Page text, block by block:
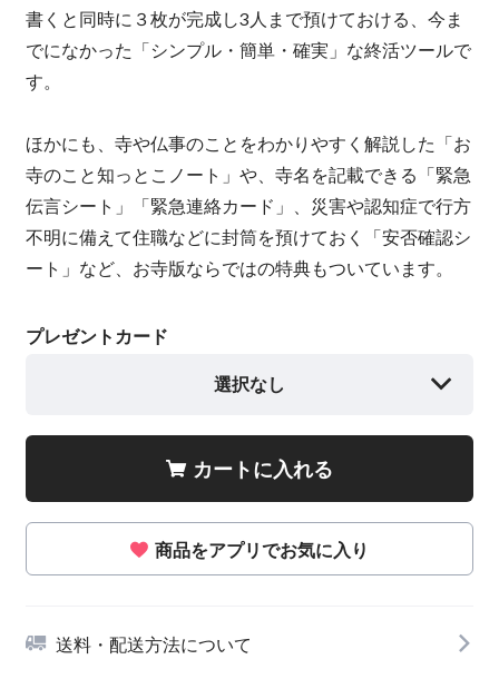
書くと同時に３枚が完成し3人まで預けておける、今ま
でになかった「シンプル・簡単・確実」な終活ツールで
す。
ほかにも、寺や仏事のことをわかりやすく解説した「お
寺のこと知っとこノート」や、寺名を記載できる「緊急
伝言シート」「緊急連絡カード」、災害や認知症で行方
不明に備えて住職などに封筒を預けておく「安否確認シ
ート」など、お寺版ならではの特典もついています。
プレゼントカード
選択なし
カートに入れる
商品をアプリでお気に入り
送料・配送方法について